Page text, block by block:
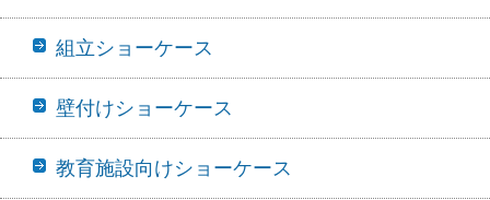
組立ショーケース
壁付けショーケース
教育施設向けショーケース